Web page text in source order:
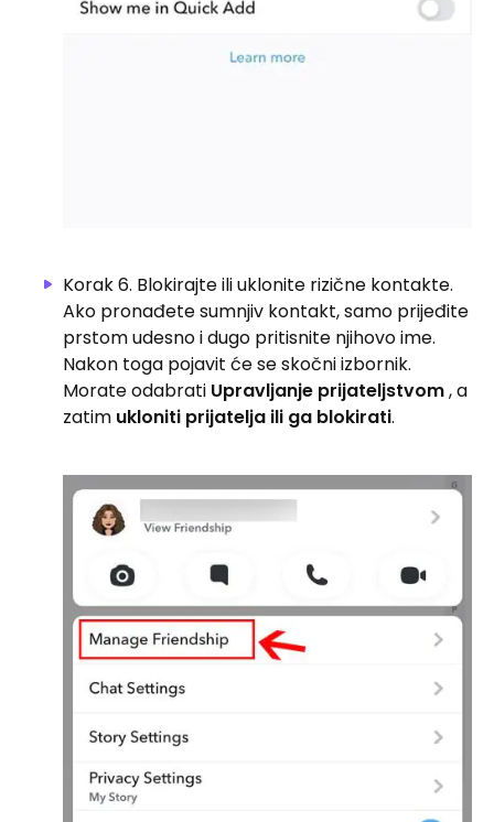
Korak 6. Blokirajte ili uklonite rizične kontakte.
Ako pronađete sumnjiv kontakt, samo prijeđite
prstom udesno i dugo pritisnite njihovo ime.
Nakon toga pojavit će se skočni izbornik.
Morate odabrati Upravljanje prijateljstvom, a
zatim ukloniti prijatelja ili ga blokirati.